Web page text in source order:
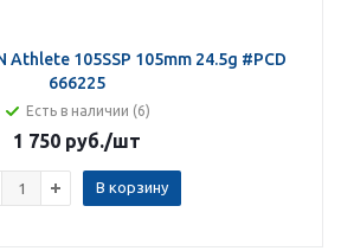
Athlete 105SSP 105mm 24.5g #PCD
666225
Есть в наличии (6)
1 750 руб./шт
В корзину